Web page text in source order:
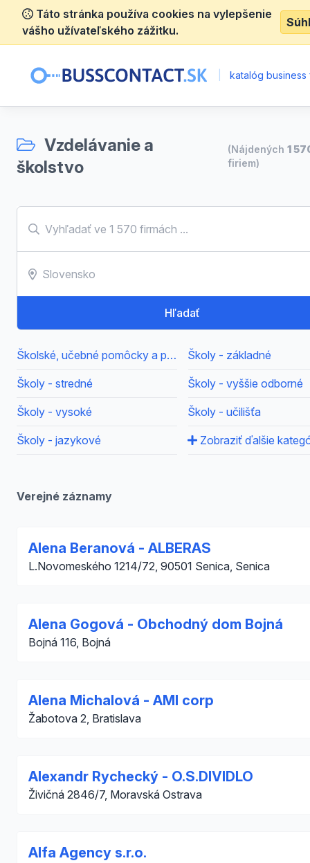
Táto stránka používa cookies na vylepšenie
vášho užívateľského zážitku.
katalóg business
Vzdelávanie a
školstvo
(Nájdených1
firiem)
Hľadať
Školské, učebné pomôcky a potreby, školy Školy - základné
Školy - stredné Školy - vyššie odborné
Školy - vysoké Školy - učilišťa
Školy - jazykové Zobraziť ďalšie
Verejné záznamy
Alena Beranová - ALBERAS
L.Novomeského 1214/72, 90501 Senica, Senica
Alena Gogová - Obchodný dom Bojná
Bojná 116, Bojná
Alena Michalová - AMI corp
Žabotova 2, Bratislava
Alexandr Rychecký - O.S.DIVIDLO
Živičná 2846/7, Moravská Ostrava
Alfa Agency s.r.o.